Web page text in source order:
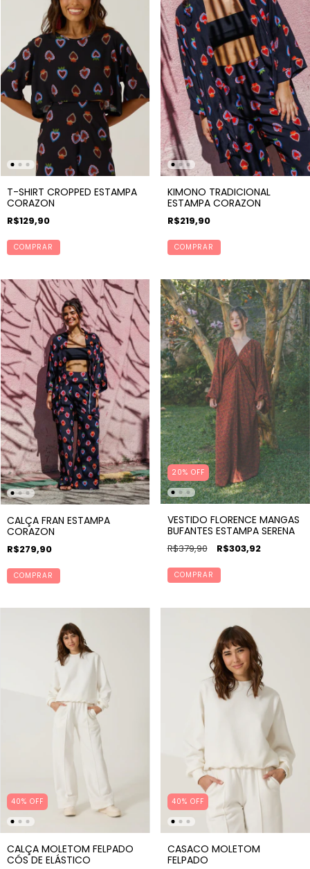
T-SHIRT CROPPED ESTAMPA
CORAZON
R$129,90
COMPRAR
KIMONO TRADICIONAL
ESTAMPA CORAZON
R$219,90
COMPRAR
CALÇA FRAN ESTAMPA
CORAZON
R$279,90
COMPRAR
20% OFF
VESTIDO FLORENCE MANGAS
BUFANTES ESTAMPA SERENA
R$379,90 R$303,92
COMPRAR
40% OFF
CALÇA MOLETOM FELPADO
CÓS DE ELÁSTICO
40% OFF
CASACO MOLETOM
FELPADO